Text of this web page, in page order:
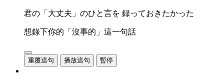
君の「大丈夫」のひと言を 録っておきたかった
想錄下你的「沒事的」這一句話
重覆這句 播放這句 暫停